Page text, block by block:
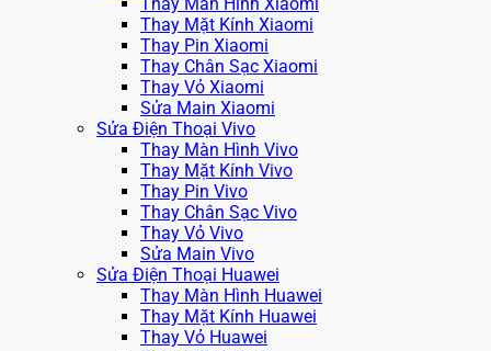
Thay Màn Hình Xiaomi
Thay Mặt Kính Xiaomi
Thay Pin Xiaomi
Thay Chân Sạc Xiaomi
Thay Vỏ Xiaomi
Sửa Main Xiaomi
Sửa Điện Thoại Vivo
Thay Màn Hình Vivo
Thay Mặt Kính Vivo
Thay Pin Vivo
Thay Chân Sạc Vivo
Thay Vỏ Vivo
Sửa Main Vivo
Sửa Điện Thoại Huawei
Thay Màn Hình Huawei
Thay Mặt Kính Huawei
Thay Vỏ Huawei